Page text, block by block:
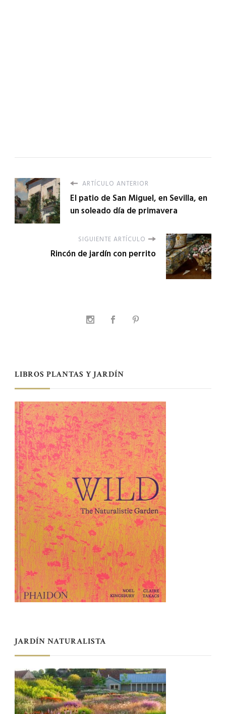
ARTÍCULO ANTERIOR
El patio de San Miguel, en Sevilla, en
un soleado día de primavera
SIGUIENTE ARTÍCULO
Rincón de jardín con perrito
LIBROS PLANTAS Y JARDÍN
JARDÍN NATURALISTA